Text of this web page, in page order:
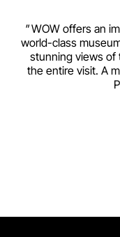
WOW offers an
world-class
stunning views of
the entire visit. A